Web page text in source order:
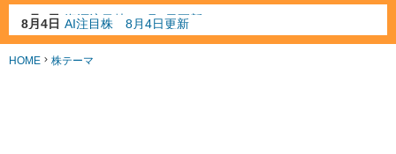
8月4日 AI注目株 8月4日更新
8月3日 人気業種注目株 8月3日更新
8月2日 金融注目株 8月2日更新
HOME 株テーマ